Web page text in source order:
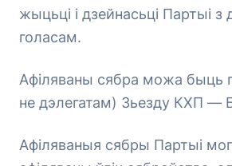
жыцьці і дзейнасьці Партыі
голасам.
Афіляваны сябра можа быць
не дэлегатам) Зьезду КХП —
Афіляваныя сябры Партыі